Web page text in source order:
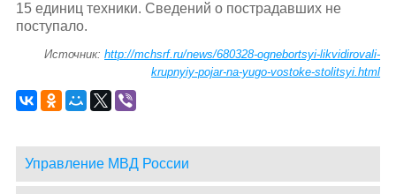
15 единиц техники. Сведений о пострадавших не
поступало.
Источник:http://mchsrf.ru/news/680328-ognebortsyi-likvidirovali-
krupnyiy-pojar-na-yugo-vostoke-stolitsyi.html
Управление МВД России